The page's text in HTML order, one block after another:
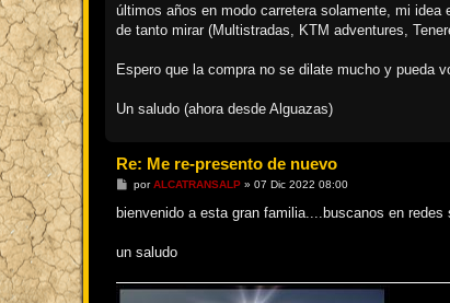
últimos años en modo carretera solamente, mi
de tanto mirar (Multistradas, KTM adventures,
Espero que la compra no se dilate mucho y pueda
Un saludo (ahora desde Alguazas)
Re: Me re-presento de nuevo
M
n
j
porALCATRANSALP» 07 Dic 2022 08:00
bienvenido a esta gran familia....buscanos en redes
un saludo